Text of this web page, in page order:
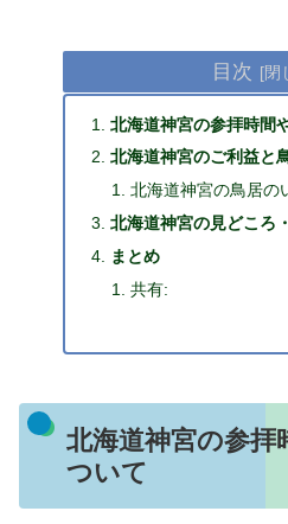
目次
北海道神宮の参拝時間
北海道神宮のご利益と
北海道神宮の鳥居の
北海道神宮の見どころ
まとめ
共有:
北海道神宮の参拝
ついて